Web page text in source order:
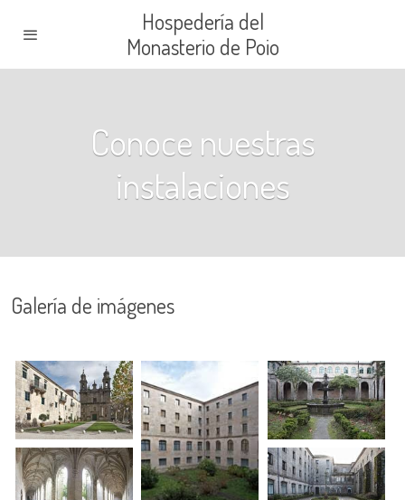
Hospedería del
Monasterio de Poio
Conoce nuestras
instalaciones
Galería de imágenes